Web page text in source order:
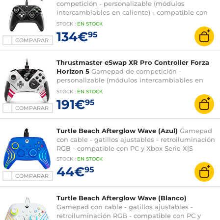
COMPARAR
competición - personalizable (módulos
intercambiables en caliente) - compatible con
PC y Xbox One/Xbox Series X/S
STOCK : EN STOCK
134€95
COMPARAR
Thrustmaster eSwap XR Pro Controller Forza
Horizon 5 Gamepad de competición -
personalizable (módulos intercambiables en
caliente) - compatible con PC y Xbox One/Xbox
STOCK : EN STOCK
191€95
COMPARAR
Turtle Beach Afterglow Wave (Azul) Gamepad
con cable - gatillos ajustables - retroiluminación
RGB - compatible con PC y Xbox Serie X|S
STOCK : EN STOCK
44€95
Turtle Beach Afterglow Wave (Blanco)
Gamepad con cable - gatillos ajustables -
retroiluminación RGB - compatible con PC y